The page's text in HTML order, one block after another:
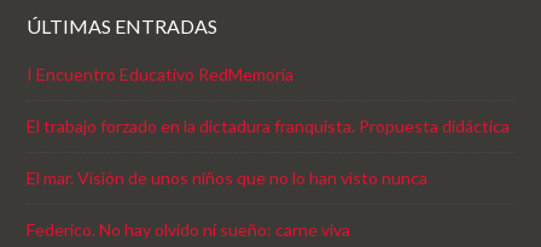
ÚLTIMAS ENTRADAS
I Encuentro Educativo RedMemoria
El trabajo forzado en la dictadura franquista. Propuesta didáctica
El mar. Visión de unos niños que no lo han visto nunca
Federico. No hay olvido ni sueño: carne viva